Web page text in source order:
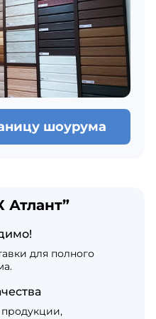
шоурума
Атлант”
для полного
продукции,